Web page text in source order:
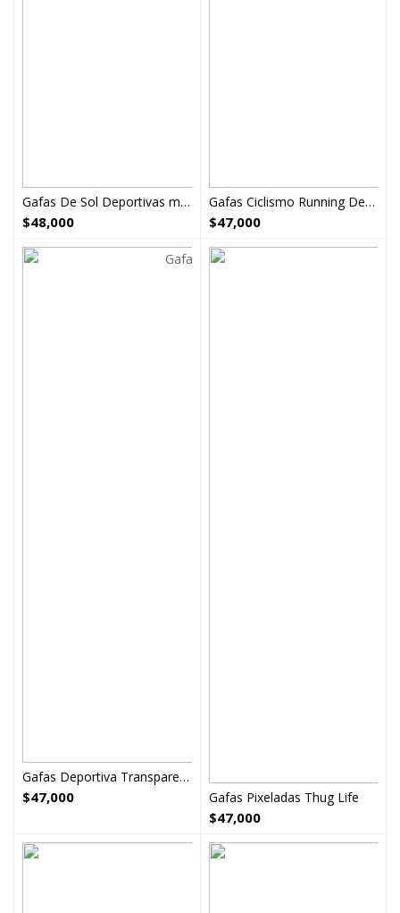
Gafas De Sol Deportivas marco rojo
$48,000
Gafas Ciclismo Running Deportivas ref21
$47,000
Gafas Deportiva Transparentes Proteccion
$47,000 Gafas Pixeladas Thug Life
$47,000